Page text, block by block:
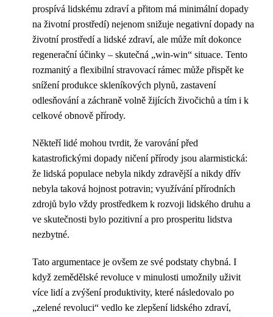
prospívá lidskému zdraví a přitom má minimální dopady
na životní prostředí) nejenom snižuje negativní dopady na
životní prostředí a lidské zdraví, ale může mít dokonce
regenerační účinky – skutečná „win-win“ situace. Tento
rozmanitý a flexibilní stravovací rámec může přispět ke
snížení produkce skleníkových plynů, zastavení
odlesňování a záchraně volně žijících živočichů a tím i k
celkové obnově přírody.
Někteří lidé mohou tvrdit, že varování před
katastrofickými dopady ničení přírody jsou alarmistická:
že lidská populace nebyla nikdy zdravější a nikdy dřív
nebyla taková hojnost potravin; využívání přírodních
zdrojů bylo vždy prostředkem k rozvoji lidského druhu a
ve skutečnosti bylo pozitivní a pro prosperitu lidstva
nezbytné.
Tato argumentace je ovšem ze své podstaty chybná. I
když zemědělské revoluce v minulosti umožnily uživit
více lidí a zvýšení produktivity, které následovalo po
„zelené revoluci“ vedlo ke zlepšení lidského zdraví,